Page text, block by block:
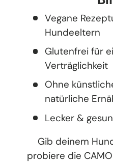
Vegane
Hundeeltern
Glutenfrei für
Verträglichkeit
Ohne
natürliche
Lecker &
Gib deinem
probiere die